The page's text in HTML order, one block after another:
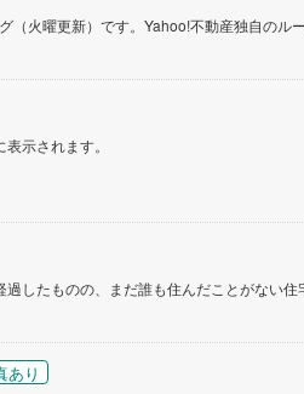
（火曜更新）です。Yahoo!不動産独自のル
示されます。
したものの、まだ誰も住んだことがない住
あり